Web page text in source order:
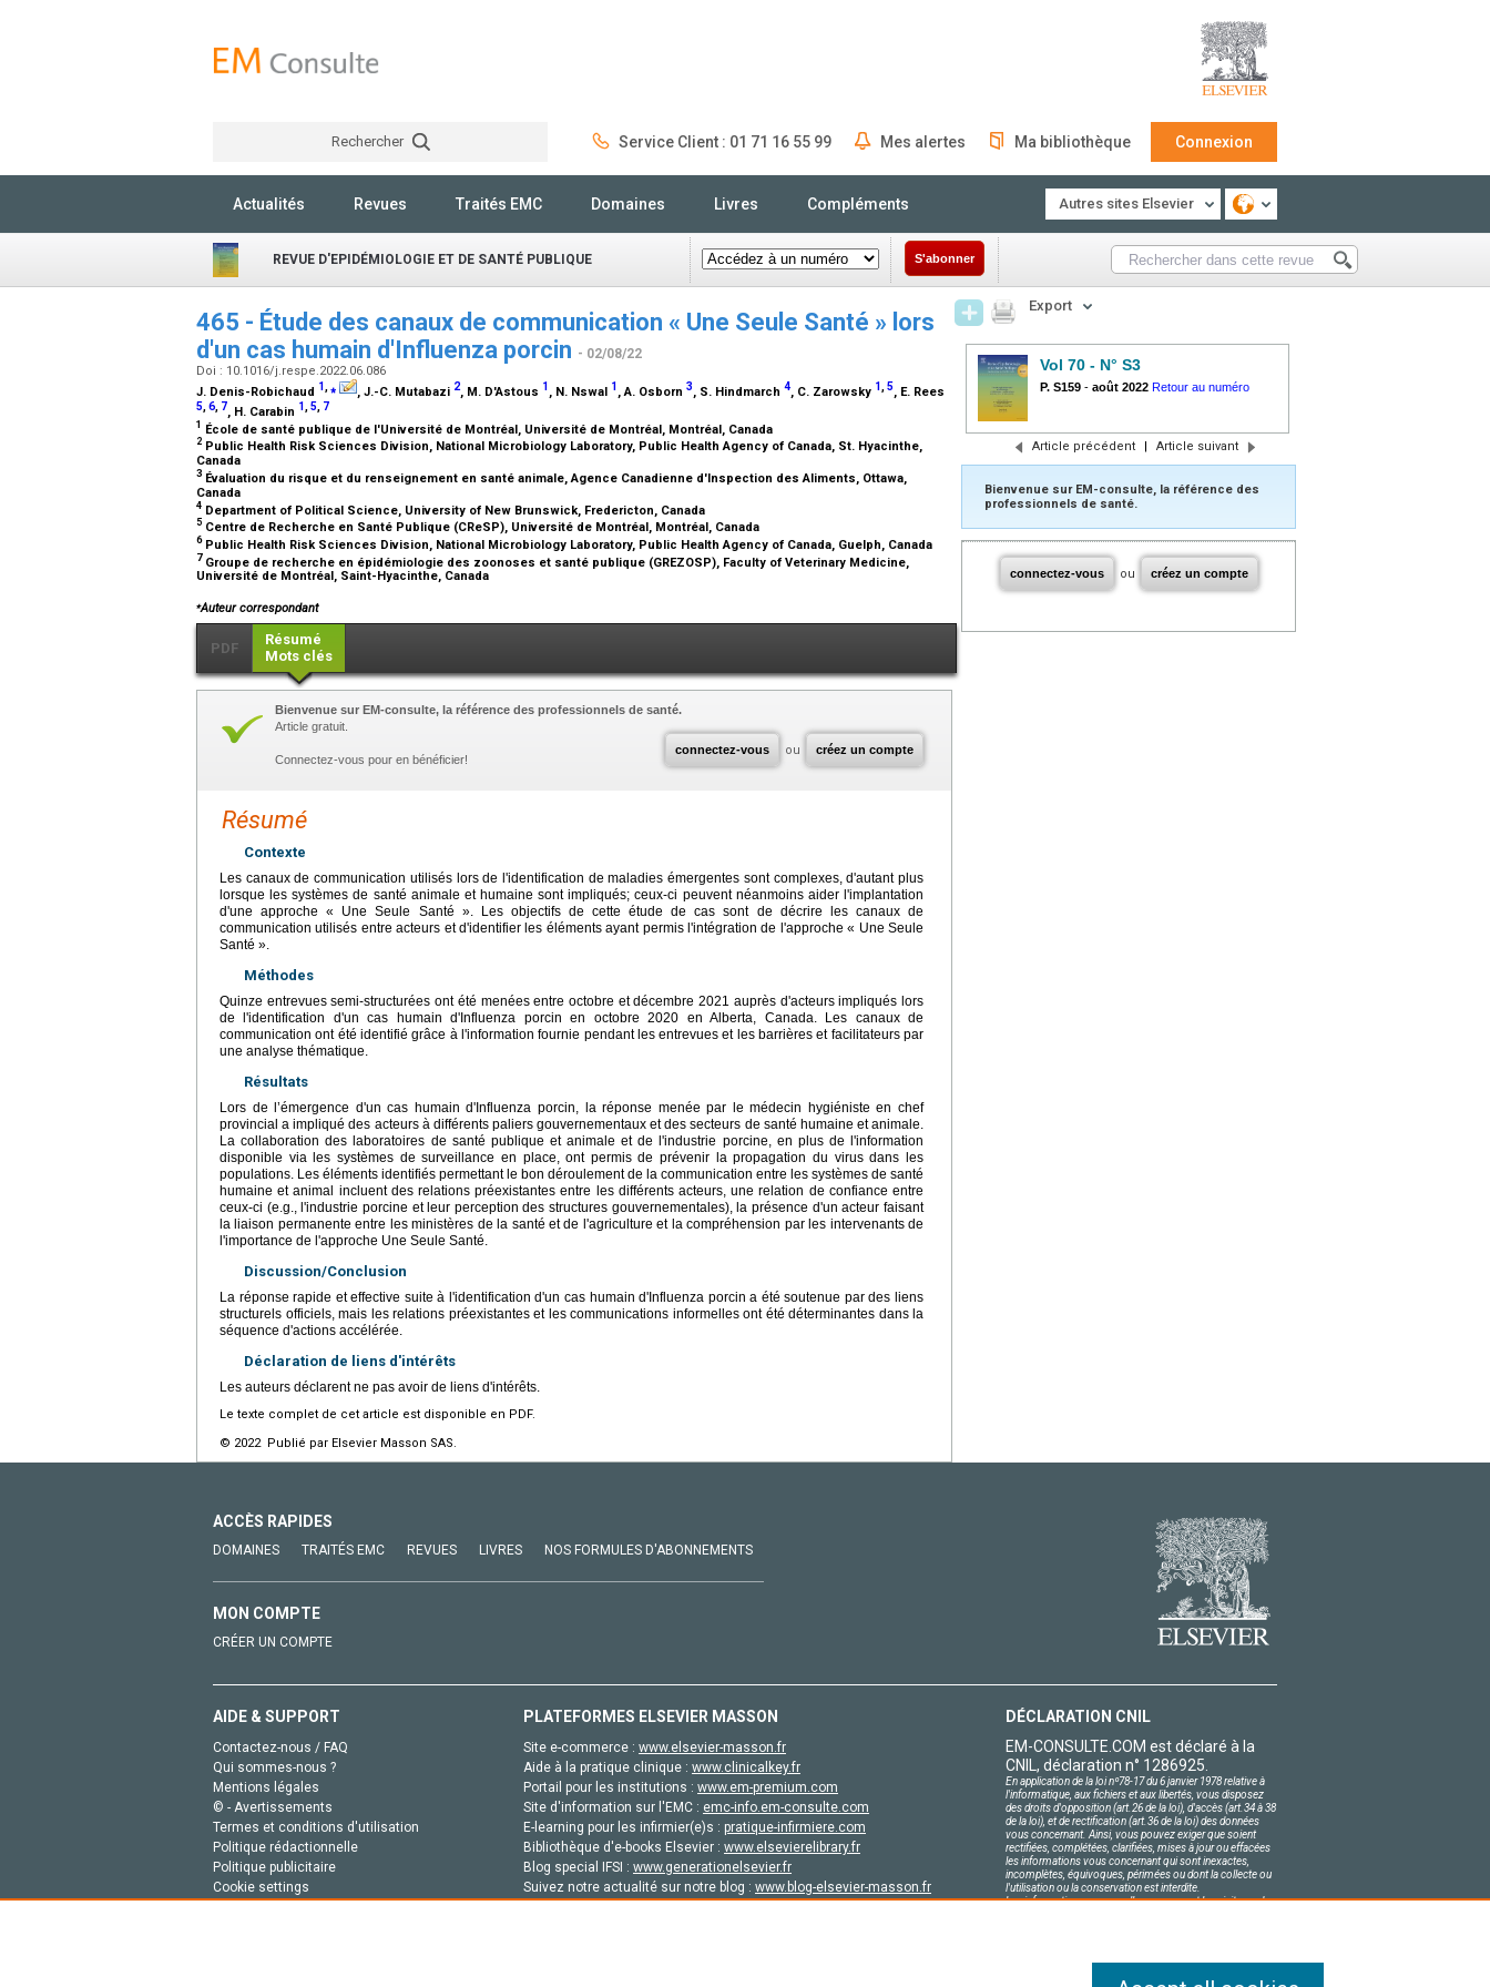
Rechercher Service Client : 01 71 16 55 99 Mes alertes Ma bibliothèque Connexion
Actualités Revues Traités EMC Domaines Livres Compléments Autres sites Elsevier
REVUE D'EPIDÉMIOLOGIE ET DE SANTÉ PUBLIQUE S'abonner
465 - Étude des canaux de communication « Une Seule Santé » lors
d'un cas humain d'Influenza porcin - 02/08/22
Doi : 10.1016/j.respe.2022.06.086
J. Denis-Robichaud 1,⁎ , J.-C. Mutabazi 2, M. D'Astous 1 , N. Nswal 1 , A. Osborn 3, S. Hindmarch 4, C. Zarowsky 1,5, E. Rees
5 6 7, H. Carabin 1 5 7
1 École de santé publique de l'Université de Montréal, Université de Montréal, Montréal, Canada
2 Public Health Risk Sciences Division, National Microbiology Laboratory, Public Health Agency of Canada, St. Hyacinthe,
Canada
3 Évaluation du risque et du renseignement en santé animale, Agence Canadienne d'Inspection des Aliments, Ottawa,
Canada
4 Department of Political Science, University of New Brunswick, Fredericton, Canada
5 Centre de Recherche en Santé Publique (CReSP), Université de Montréal, Montréal, Canada
6Public Health Risk Sciences Division, National Microbiology Laboratory, Public Health Agency of Canada, Guelph, Canada
7 Groupe de recherche en épidémiologie des zoonoses et santé publique (GREZOSP), Faculty of Veterinary Medicine,
Université de Montréal, Saint-Hyacinthe, Canada
⁎Auteur correspondant
PDF
Résumé
Mots clés
connectez-vous ou créez un compte
Bienvenue sur EM-consulte, la référence des professionnels de santé.
Article gratuit.
Connectez-vous pour en bénéficier!
Résumé
Contexte
Les canaux de communication utilisés lors de l'identification de maladies émergentes sont complexes, d'autant plus
lorsque les systèmes de santé animale et humaine sont impliqués; ceux-ci peuvent néanmoins aider l'implantation
d'une approche « Une Seule Santé ». Les objectifs de cette étude de cas sont de décrire les canaux de
communication utilisés entre acteurs et d'identifier les éléments ayant permis l'intégration de l'approche « Une Seule
Santé ».
Méthodes
Quinze entrevues semi-structurées ont été menées entre octobre et décembre 2021 auprès d'acteurs impliqués lors
de l'identification d'un cas humain d'Influenza porcin en octobre 2020 en Alberta, Canada. Les canaux de
communication ont été identifié grâce à l'information fournie pendant les entrevues et les barrières et facilitateurs par
une analyse thématique.
Résultats
Lors de l’émergence d'un cas humain d'Influenza porcin, la réponse menée par le médecin hygiéniste en chef
provincial a impliqué des acteurs à différents paliers gouvernementaux et des secteurs de santé humaine et animale.
La collaboration des laboratoires de santé publique et animale et de l'industrie porcine, en plus de l'information
disponible via les systèmes de surveillance en place, ont permis de prévenir la propagation du virus dans les
populations. Les éléments identifiés permettant le bon déroulement de la communication entre les systèmes de santé
humaine et animal incluent des relations préexistantes entre les différents acteurs, une relation de confiance entre
ceux-ci (e.g., l'industrie porcine et leur perception des structures gouvernementales), la présence d'un acteur faisant
la liaison permanente entre les ministères de la santé et de l'agriculture et la compréhension par les intervenants de
l'importance de l'approche Une Seule Santé.
Discussion/Conclusion
La réponse rapide et effective suite à l'identification d'un cas humain d'Influenza porcin a été soutenue par des liens
structurels officiels, mais les relations préexistantes et les communications informelles ont été déterminantes dans la
séquence d'actions accélérée.
Déclaration de liens d'intérêts
Les auteurs déclarent ne pas avoir de liens d'intérêts.
Le texte complet de cet article est disponible en PDF.
© 2022 Publié par Elsevier Masson SAS.
Export
Vol 70 - N° S3
P. S159 - août 2022 Retour au numéro
Article précédent | Article suivant
Bienvenue sur EM-consulte, la référence des
professionnels de santé.
connectez-vous ou créez un compte
ACCÈS RAPIDES
DOMAINES TRAITÉS EMC REVUES LIVRES NOS FORMULES D'ABONNEMENTS
MON COMPTE
CRÉER UN COMPTE
AIDE & SUPPORT
Contactez-nous / FAQ
Qui sommes-nous ?
Mentions légales
© - Avertissements
Termes et conditions d'utilisation
Politique rédactionnelle
Politique publicitaire
Cookie settings
PLATEFORMES ELSEVIER MASSON
Site e-commerce : www.elsevier-masson.fr
Aide à la pratique clinique : www.clinicalkey.fr
Portail pour les institutions : www.em-premium.com
Site d'information sur l'EMC : emc-info.em-consulte.com
E-learning pour les infirmier(e)s : pratique-infirmiere.com
Bibliothèque d'e-books Elsevier : www.elsevierelibrary.fr
Blog special IFSI : www.generationelsevier.fr
Suivez notre actualité sur notre blog : www.blog-elsevier-masson.fr
DÉCLARATION CNIL
EM-CONSULTE.COM est déclaré à la
CNIL, déclaration n° 1286925.
En application de la loi nº78-17 du 6 janvier 1978 relative à
l'informatique, aux fichiers et aux libertés, vous disposez
des droits d'opposition (art.26 de la loi), d'accès (art.34 à 38
de la loi), et de rectification (art.36 de la loi) des données
vous concernant. Ainsi, vous pouvez exiger que soient
rectifiées, complétées, clarifiées, mises à jour ou effacées
les informations vous concernant qui sont inexactes,
incomplètes, équivoques, périmées ou dont la collecte ou
l'utilisation ou la conservation est interdite.
Les informations personnelles concernant les visiteurs de